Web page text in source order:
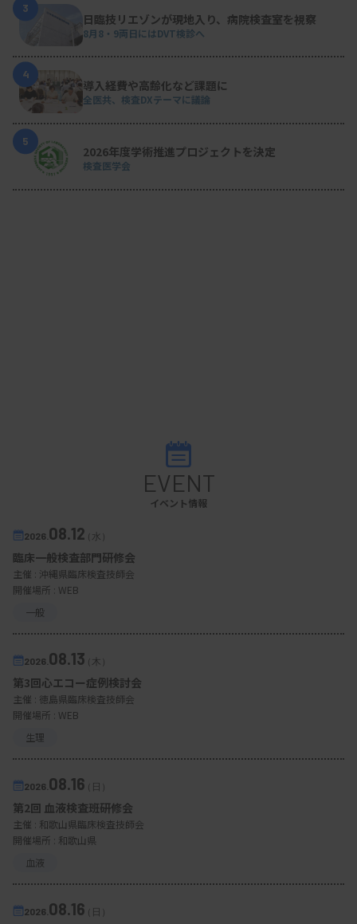
3
日臨技リエゾンが現地入り、病院検査室を視察
8月8・9両日にはDVT検診へ
4
導入経費や高齢化など課題に
全医共、検査DXテーマに議論
5
2026年度学術推進プロジェクトを決定
検査医学会
EVENT
イベント情報
2026. 08.12（水）
臨床一般検査部門研修会
主催 : 沖縄県臨床検査技師会
開催場所 : WEB
一般
2026. 08.13（木）
第3回心エコー症例検討会
主催 : 徳島県臨床検査技師会
開催場所 : WEB
生理
2026. 08.16（日）
第2回 血液検査班研修会
主催 : 和歌山県臨床検査技師会
開催場所 : 和歌山県
血液
2026. 08.16（日）